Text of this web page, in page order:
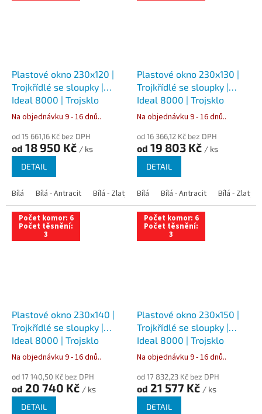
Plastové okno 230x120 |
Trojkřídlé se sloupky |
Ideal 8000 | Trojsklo
Na objednávku 9 - 16 dnů..
od 15 661,16 Kč bez DPH
od 18 950 Kč / ks
DETAIL
Bílá Bílá - Antracit Bílá - Zlatý dub Bílá - Tmavý dub Bílá -
Plastové okno 230x130 |
Trojkřídlé se sloupky |
Ideal 8000 | Trojsklo
Na objednávku 9 - 16 dnů..
od 16 366,12 Kč bez DPH
od 19 803 Kč / ks
DETAIL
Bílá Bílá - Antracit Bílá - Zlatý
Počet komor: 6
Počet těsnění:
3
Plastové okno 230x140 |
Trojkřídlé se sloupky |
Ideal 8000 | Trojsklo
Na objednávku 9 - 16 dnů..
od 17 140,50 Kč bez DPH
od 20 740 Kč / ks
DETAIL
Počet komor: 6
Počet těsnění:
3
Plastové okno 230x150 |
Trojkřídlé se sloupky |
Ideal 8000 | Trojsklo
Na objednávku 9 - 16 dnů..
od 17 832,23 Kč bez DPH
od 21 577 Kč / ks
DETAIL